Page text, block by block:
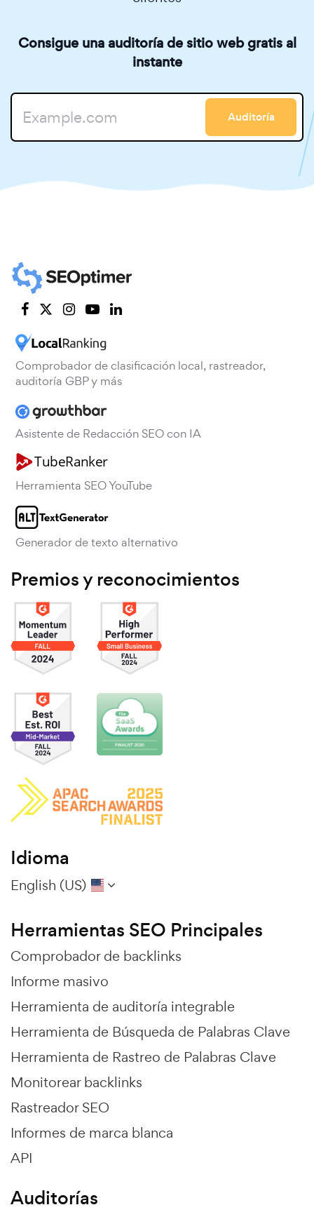
Consigue una auditoría de sitio web gratis al
instante
Auditoría
Comprobador de clasificación local, rastreador,
auditoría GBP y más
Asistente de Redacción SEO con IA
Herramienta SEO YouTube
Generador de texto alternativo
Premios y reconocimientos
Idioma
English (US)
Herramientas SEO Principales
Comprobador de backlinks
Informe masivo
Herramienta de auditoría integrable
Herramienta de Búsqueda de Palabras Clave
Herramienta de Rastreo de Palabras Clave
Monitorear backlinks
Rastreador SEO
Informes de marca blanca
API
Auditorías